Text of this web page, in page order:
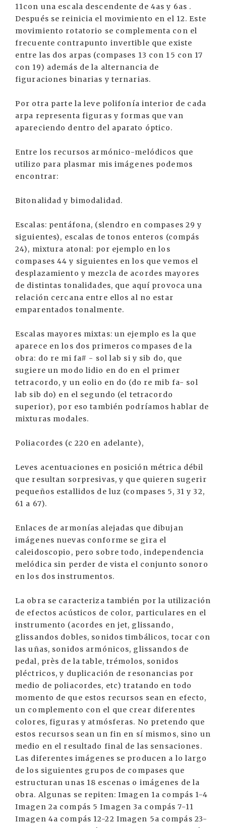
11con una escala descendente de 4as y 6as .
Después se reinicia el movimiento en el 12. Este
movimiento rotatorio se complementa con el
frecuente contrapunto invertible que existe
entre las dos arpas (compases 13 con 15 con 17
con 19) además de la alternancia de
figuraciones binarias y ternarias.
Por otra parte la leve polifonía interior de cada
arpa representa figuras y formas que van
apareciendo dentro del aparato óptico.
Entre los recursos armónico-melódicos que
utilizo para plasmar mis imágenes podemos
encontrar:
Bitonalidad y bimodalidad.
Escalas: pentáfona, (slendro en compases 29 y
siguientes), escalas de tonos enteros (compás
24), mixtura atonal: por ejemplo en los
compases 44 y siguientes en los que vemos el
desplazamiento y mezcla de acordes mayores
de distintas tonalidades, que aquí provoca una
relación cercana entre ellos al no estar
emparentados tonalmente.
Escalas mayores mixtas: un ejemplo es la que
aparece en los dos primeros compases de la
obra: do re mi fa# - sol lab si y sib do, que
sugiere un modo lidio en do en el primer
tetracordo, y un eolio en do (do re mib fa- sol
lab sib do) en el segundo (el tetracordo
superior), por eso también podríamos hablar de
mixturas modales.
Poliacordes (c 220 en adelante),
Leves acentuaciones en posición métrica débil
que resultan sorpresivas, y que quieren sugerir
pequeños estallidos de luz (compases 5, 31 y 32,
61 a 67).
Enlaces de armonías alejadas que dibujan
imágenes nuevas conforme se gira el
caleidoscopio, pero sobre todo, independencia
melódica sin perder de vista el conjunto sonoro
en los dos instrumentos.
La obra se caracteriza también por la utilización
de efectos acústicos de color, particulares en el
instrumento (acordes en jet, glissando,
glissandos dobles, sonidos timbálicos, tocar con
las uñas, sonidos armónicos, glissandos de
pedal, près de la table, trémolos, sonidos
pléctricos, y duplicación de resonancias por
medio de poliacordes, etc) tratando en todo
momento de que estos recursos sean en efecto,
un complemento con el que crear diferentes
colores, figuras y atmósferas. No pretendo que
estos recursos sean un fin en sí mismos, sino un
medio en el resultado final de las sensaciones.
Las diferentes imágenes se producen a lo largo
de los siguientes grupos de compases que
estructuran unas 18 escenas o imágenes de la
obra. Algunas se repiten: Imagen 1a compás 1-4
Imagen 2a compás 5 Imagen 3a compás 7-11
Imagen 4a compás 12-22 Imagen 5a compás 23-